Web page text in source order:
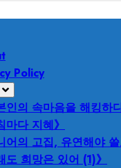
Policy
인의 속마음을 해킹하
마다 지혜》
어의 고집, 유연해야 쓸
도 희망은 있어 (1)》